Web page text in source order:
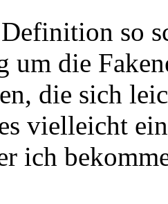
so
um die
die sich
vielleicht
ich